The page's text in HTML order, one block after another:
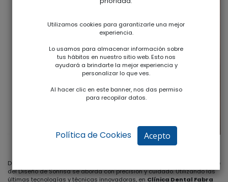
Desde la alineación de los dientes hasta la forma y el color, cada detalle
del Diseño de Sonrisa se aborda con precisión y cuidado. Utilizando las
últimas tecnologías y técnicas innovadoras, en Clínica Dental Fabra
Utilizamos cookies para garantizarle una mejor
experiencia.
Lo usamos para almacenar información sobre
tus hábitos en nuestro sitio web. Esto nos
ayudará a brindarte la mejor experiencia y
personalizar lo que ves.
Al hacer clic en este banner, nos das permiso
para recopilar datos.
Política de Cookies Acepto